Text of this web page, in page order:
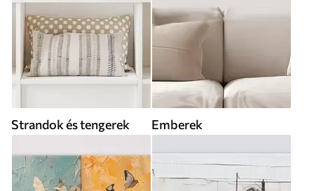
Strandok és tengerek Emberek